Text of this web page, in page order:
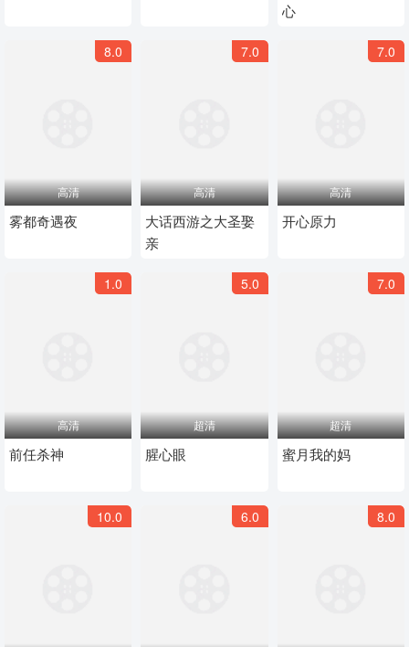
心
8.0
高清
雾都奇遇夜
7.0
高清
大话西游之大圣娶
亲
7.0
高清
开心原力
1.0
高清
前任杀神
5.0
超清
腥心眼
7.0
超清
蜜月我的妈
10.0 6.0 8.0